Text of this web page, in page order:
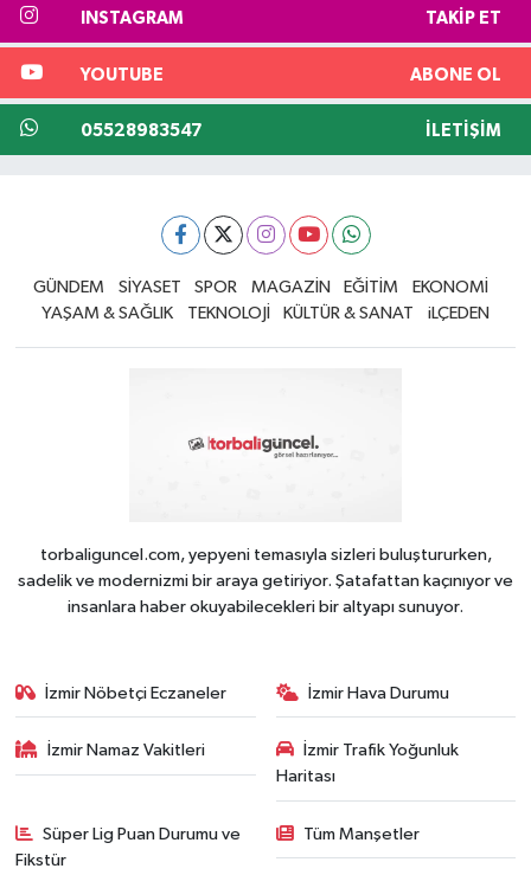
INSTAGRAM TAKIP ET
YOUTUBE ABONE OL
05528983547 İLETIŞIM
GÜNDEM SİYASET SPOR MAGAZİN EĞİTİM
EKONOMİ
YAŞAM & SAĞLIK
TEKNOLOJİ KÜLTÜR & SANAT iLÇEDEN
torbaliguncel.com, yepyeni temasıyla sizleri buluştururken,
sadelik ve modernizmi bir araya getiriyor. Şatafattan kaçınıyor ve
insanlara haber okuyabilecekleri bir altyapı sunuyor.
İzmir Nöbetçi Eczaneler İzmir Hava Durumu
İzmir Namaz Vakitleri
İzmir Trafik Yoğunluk
Haritası
Süper Lig Puan Durumu ve
Fikstür
Tüm Manşetler